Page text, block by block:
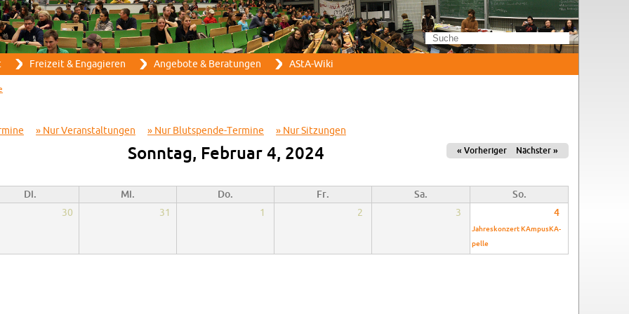
Direkt zum Inhalt
Frei­zeit & En­ga­gie­ren An­ge­bo­te & Be­ra­tun­gen AStA-Wi­ki
Nur Ver­an­stal­tun­gen Nur Blut­spen­de-Ter­mi­ne Nur Sit­zun­gen
Sonn­tag, Fe­bru­ar 4, 2024 « Vor­he­ri­ger Nächs­ter »
Di. Mi. Do. Fr. Sa.
So.
30 31 1 2 3 4
Jah­res­kon­zert KAm­pus­KA­
pel­le